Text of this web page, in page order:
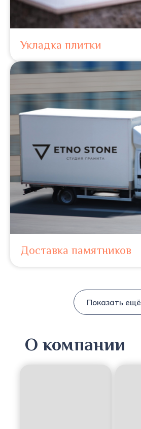
Укладка плитки
Доставка памятников
Показать ещё
О компании